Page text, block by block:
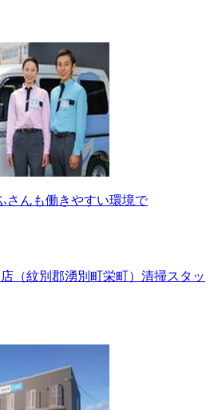
さんも働きやすい環境で
（紋別郡湧別町栄町）清掃スタッ